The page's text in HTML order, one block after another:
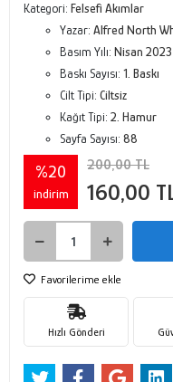
Kategori: Felsefi Akımlar
Yazar: Alfred North
Basım Yılı: Nisan 2023
Baskı Sayısı: 1. Baskı
Cilt Tipi: Ciltsiz
Kağıt Tipi: 2. Hamur
Sayfa Sayısı: 88
%20
indirim
200,00 TL
160,00
Favorilerime ekle
Hızlı Gönderi